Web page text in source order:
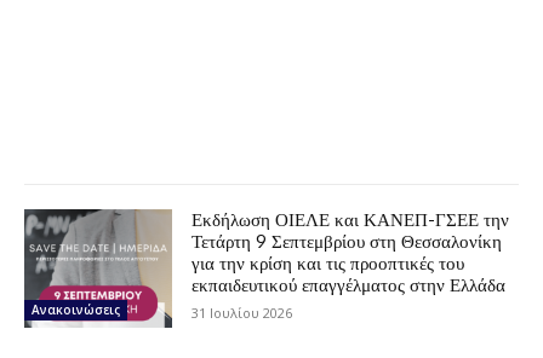
Ανακοινώσεις
Εκδήλωση ΟΙΕΛΕ και ΚΑΝΕΠ-ΓΣΕΕ την
Τετάρτη 9 Σεπτεμβρίου στη Θεσσαλονίκη
για την κρίση και τις προοπτικές του
εκπαιδευτικού επαγγέλματος στην Ελλάδα
31 Ιουλίου 2026